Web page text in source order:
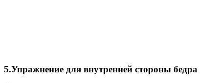
5.Упражнение для внутренней стороны бедра